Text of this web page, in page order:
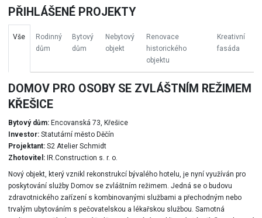
PŘIHLÁŠENÉ PROJEKTY
Vše
Rodinný
dům
Bytový
dům
Nebytový
objekt
Renovace
historického
objektu
Kreativní
fasáda
DOMOV PRO OSOBY SE ZVLÁŠTNÍM REŽIMEM
KŘEŠICE
Bytový dům:Encovanská 73, Křešice
Investor:Statutární město Děčín
Projektant:S2 Atelier Schmidt
Zhotovitel:IR.Construction s. r. o.
Nový objekt, který vznikl rekonstrukcí bývalého hotelu, je nyní využíván pro
poskytování služby Domov se zvláštním režimem. Jedná se o budovu
zdravotnického zařízení s kombinovanými službami a přechodným nebo
trvalým ubytováním s pečovatelskou a lékařskou službou. Samotná